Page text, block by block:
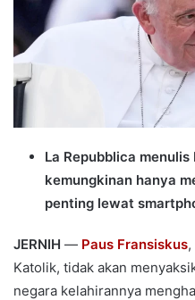
La Repubblica
kemungkinan hanya
penting lewat
JERNIH — Paus Fransiskus
Katolik, tidak akan
negara kelahirannya